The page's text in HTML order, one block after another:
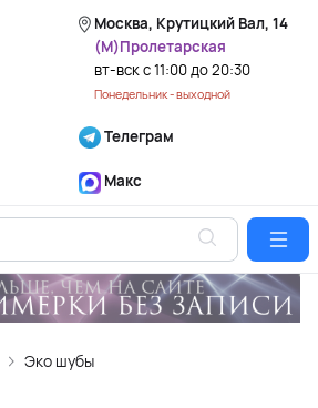
Москва, Крутицкий Вал, 14
(М)Пролетарская
вт-вск с 11:00 до 20:30
Понедельник - выходной
Телеграм
Макс
Эко шубы